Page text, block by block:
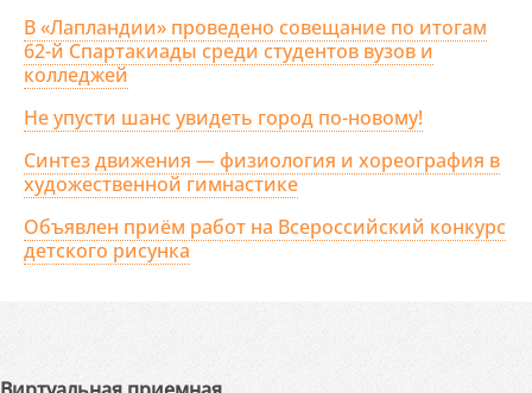
В «Лапландии» проведено совещание по итогам
62-й Спартакиады среди студентов вузов и
колледжей
Не упусти шанс увидеть город по-новому!
Синтез движения — физиология и хореография в
художественной гимнастике
Объявлен приём работ на Всероссийский конкурс
детского рисунка